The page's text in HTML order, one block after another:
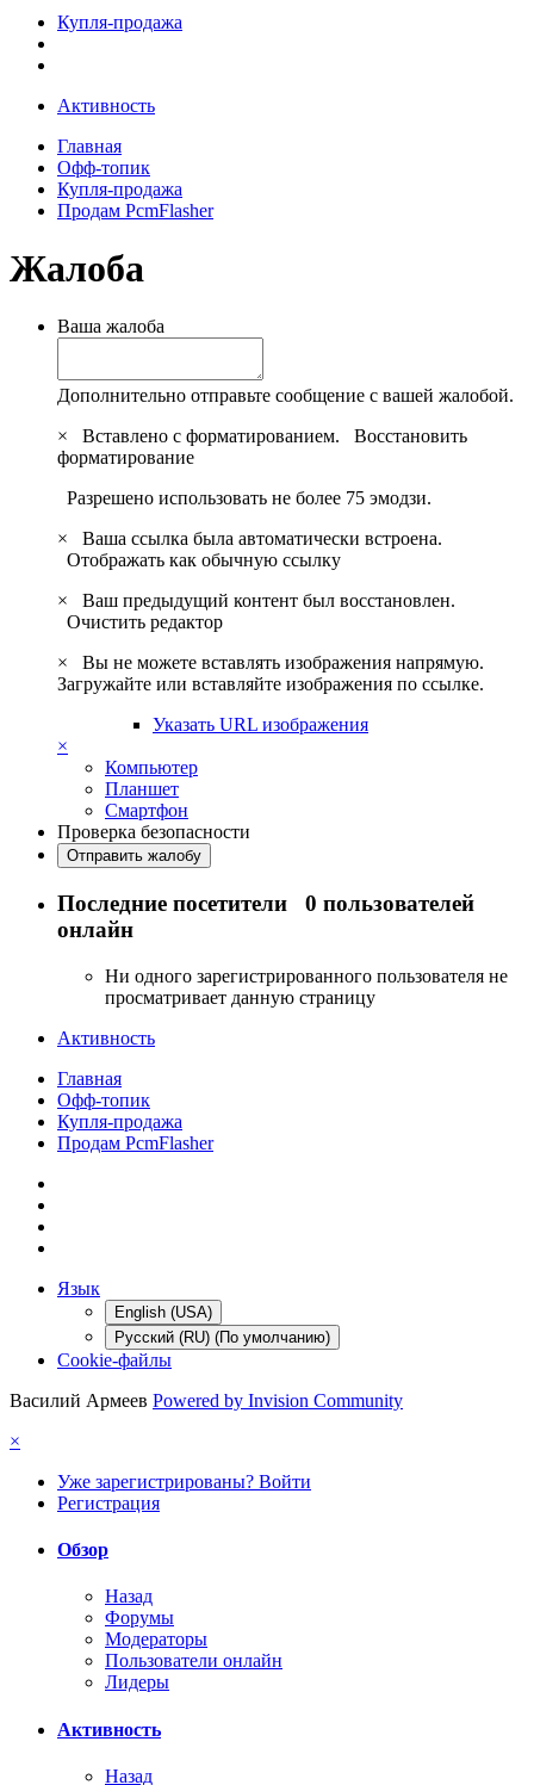
Купля-продажа
Активность
Главная
Офф-топик
Купля-продажа
Продам PcmFlasher
Жалоба
Ваша жалоба
Дополнительно отправьте сообщение с вашей жалобой.
×
Вставлено с форматированием. Восстановить
форматирование
Разрешено использовать не более 75 эмодзи.
×
Ваша ссылка была автоматически встроена.
Отображать как обычную ссылку
×
Ваш предыдущий контент был восстановлен.
Очистить редактор
×
Вы не можете вставлять изображения напрямую.
Загружайте или вставляйте изображения по ссылке.
Указать URL изображения
×
Компьютер
Планшет
Смартфон
Проверка безопасности
Отправить жалобу
Последние посетители 0 пользователей
онлайн
Ни одного зарегистрированного пользователя не
просматривает данную страницу
Активность
Главная
Офф-топик
Купля-продажа
Продам PcmFlasher
Язык
English (USA)
Русский (RU) (По умолчанию)
Cookie-файлы
Василий Армеев Powered by Invision Community
×
Уже зарегистрированы? Войти
Регистрация
Обзор
Назад
Форумы
Модераторы
Пользователи онлайн
Лидеры
Активность
Назад